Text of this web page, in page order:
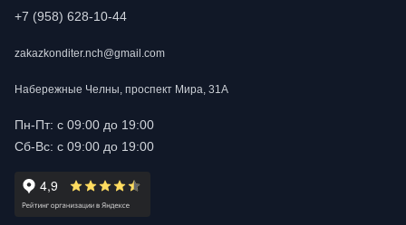
+7 (958) 628-10-44
zakazkonditer.nch@gmail.com
Набережные Челны, проспект Мира, 31А
Пн-Пт: с 09:00 до 19:00
Сб-Вс: с 09:00 до 19:00